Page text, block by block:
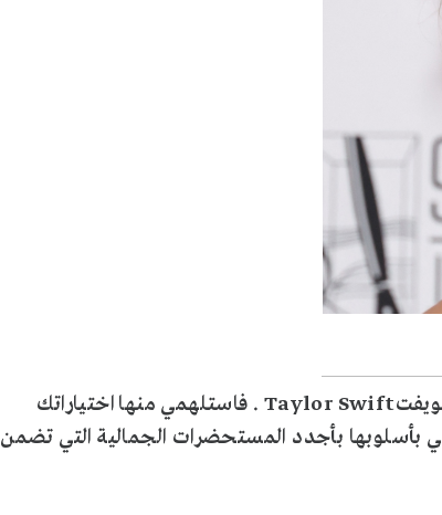
إليك أبرز الخطوات الجمالية التي اعتمدتها الجميلة تايلور سويفتTaylor Swift . فاستلهمي منها اختياراتك
بأسلوبها بأجدد المستحضرات الجمالية التي تضمن